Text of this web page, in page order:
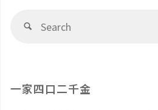
秘"
住
Search
一家四口二千金